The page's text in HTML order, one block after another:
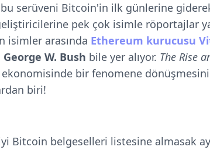
serüveni Bitcoin'in ilk günlerine
pek çok isimle röportajlar
isimler arasında Ethereum kurucusu
George W. Bush bile yer alıyor. The Rise
bir fenomene
biri!
Bitcoin belgeselleri listesine almasak